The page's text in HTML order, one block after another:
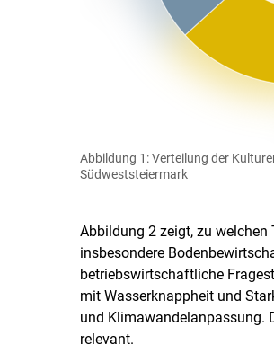
Abbildung 1: Verteilung der
Südweststeiermark
Abbildung 2 zeigt, zu
insbesondere
betriebswirtschaftliche
mit Wasserknappheit und
und Klimawandelanpassung.
relevant.